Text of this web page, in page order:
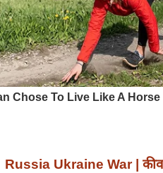
Russia Ukraine War | कीव में